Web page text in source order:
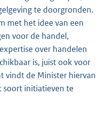
te doorgronden.
met het idee van een
voor de handel,
over handelen
is, juist ook voor
vindt de Minister hiervan
soort initiatieven te